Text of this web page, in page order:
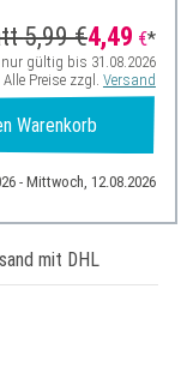
5,99 €4,49 €*
gültig bis 31.08.2026
Alle Preise zzgl. Versand
Warenkorb
- Mittwoch, 12.08.2026
mit DHL